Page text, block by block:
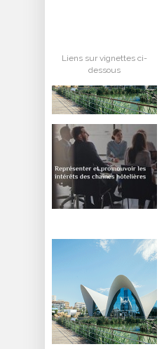
Liens sur vignettes ci-
dessous